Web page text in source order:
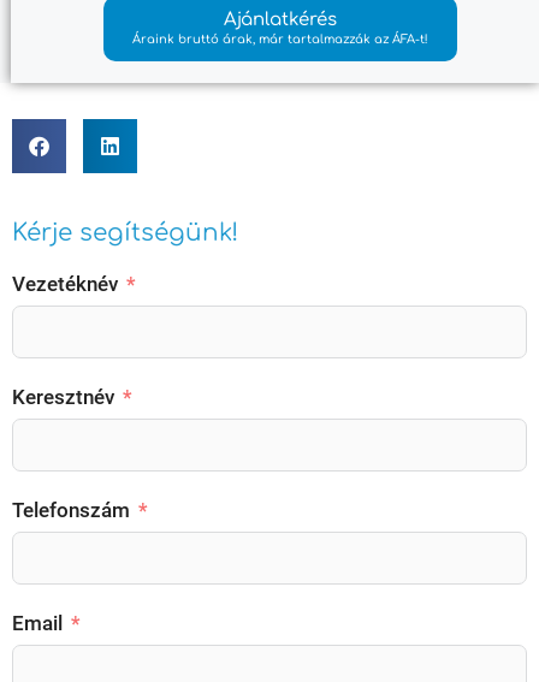
Kérje segítségünk!
Vezetéknév
Keresztnév
Telefonszám
Email
Ajánlatkérés
Áraink bruttó árak, már tartalmazzák az ÁFA-t!